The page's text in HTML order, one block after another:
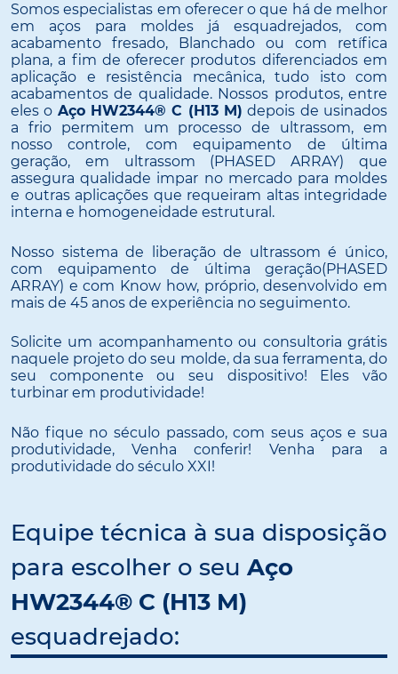
Somos especialistas em oferecer o que há de melhor
em aços para moldes já esquadrejados, com
acabamento fresado, Blanchado ou com retífica
plana, a fim de oferecer produtos diferenciados em
aplicação e resistência mecânica, tudo isto com
acabamentos de qualidade. Nossos produtos, entre
eles o Aço HW2344® C (H13 M) depois de usinados
a frio permitem um processo de ultrassom, em
nosso controle, com equipamento de última
geração, em ultrassom (PHASED ARRAY) que
assegura qualidade impar no mercado para moldes
e outras aplicações que requeiram altas integridade
interna e homogeneidade estrutural.
Nosso sistema de liberação de ultrassom é único,
com equipamento de última geração(PHASED
ARRAY) e com Know how, próprio, desenvolvido em
mais de 45 anos de experiência no seguimento.
Solicite um acompanhamento ou consultoria grátis
naquele projeto do seu molde, da sua ferramenta, do
seu componente ou seu dispositivo! Eles vão
turbinar em produtividade!
Não fique no século passado, com seus aços e sua
produtividade, Venha conferir! Venha para a
produtividade do século XXI!
Equipe técnica à sua disposição
para escolher o seu Aço
HW2344® C (H13 M)
esquadrejado: